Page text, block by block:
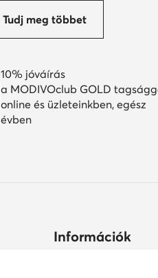
Tudj meg többet
10% jóváírás
a MODIVOclub GOLD
online és üzleteinkben, egész
évben
Információk